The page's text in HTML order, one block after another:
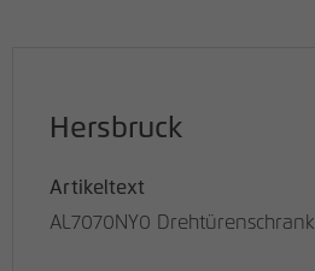
Hersbruck
Artikeltext
AL7070NY0 Drehtürenschrank